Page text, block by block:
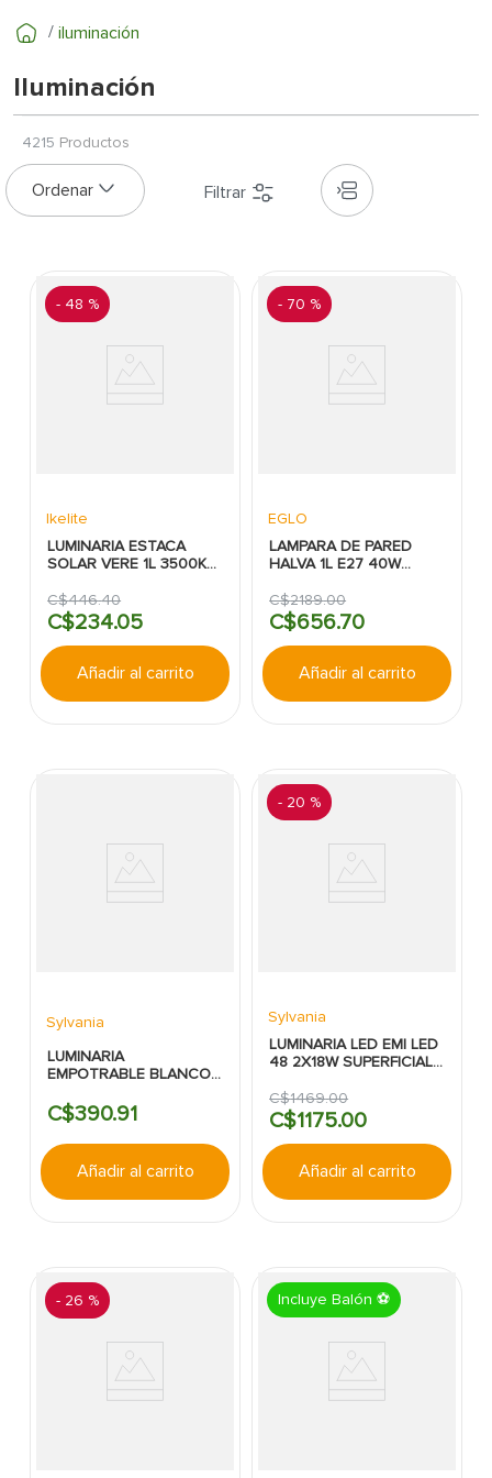
iluminación
Iluminación
4215 Productos
- 48 %
Ikelite
LUMINARIA ESTACA
SOLAR VERE 1L 3500K
C$446.40
C$234.05
Añadir al carrito
- 70 %
EGLO
LAMPARA DE PARED
HALVA 1L E27 40W
C$2189.00
C$656.70
Añadir al carrito
Sylvania
LUMINARIA
EMPOTRABLE BLANCO
277V REDONDO
SYLVANIA 11" 24W
6500K 1600LM
C$390.91
Añadir al carrito
- 20 %
Sylvania
LUMINARIA LED EMI LED
48 2X18W SUPERFICIAL
C$1469.00
C$1175.00
Añadir al carrito
- 26 % Incluye Balón ⚽
10. puerta